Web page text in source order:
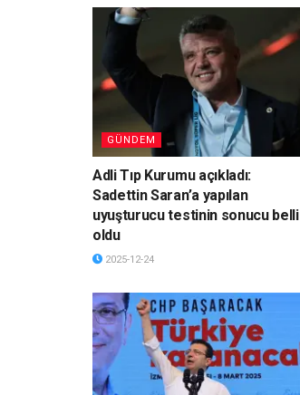
GÜNDEM
Adli Tıp Kurumu açıkladı:
Sadettin Saran’a yapılan
uyuşturucu testinin sonucu belli
oldu
2025-12-24